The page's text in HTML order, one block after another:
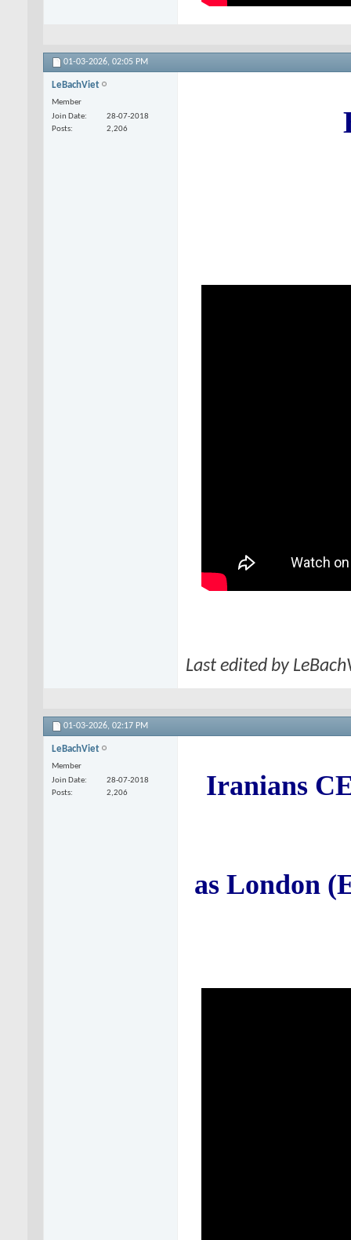
01-03-2026, 02:05 PM
LeBachViet
Member
Join Date
28-07-2018
Posts
2,206
Last edited by
01-03-2026, 02:17 PM
LeBachViet
Member
Join Date
28-07-2018
Posts
2,206 Iranians
as London